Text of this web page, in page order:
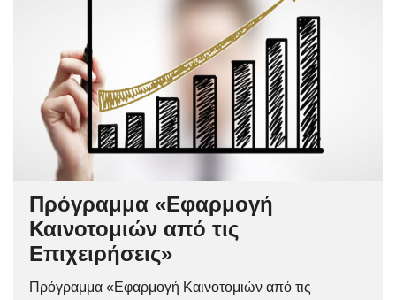
Πρόγραμμα «Εφαρμογή
Καινοτομιών από τις
Επιχειρήσεις»
Πρόγραμμα «Εφαρμογή Καινοτομιών από τις